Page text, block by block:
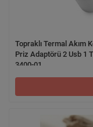
Topraklı Termal Akım
Priz Adaptörü 2 Usb 1
3400-01